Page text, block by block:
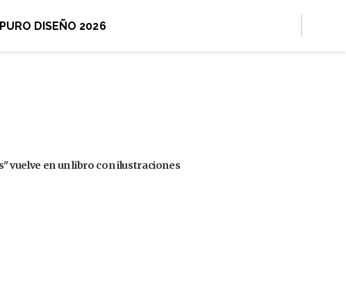
DISEÑO 2026
vuelve en un libro con ilustraciones